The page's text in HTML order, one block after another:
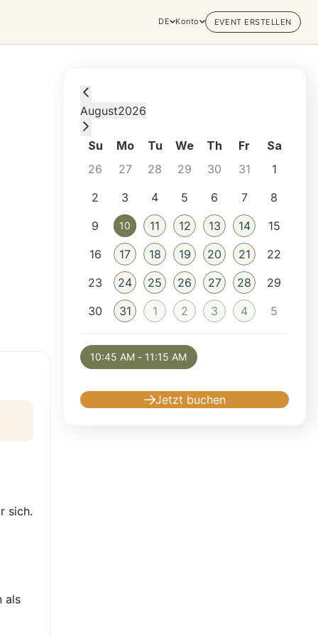
DE Konto EVENT ERSTELLEN
sich.
als
Monday, August 10, 2026 at 10:45 AM
August2026
Su Mo Tu We Th Fr
Sa
26
27 28 29 30 31
1
2
3 4 5 6 7
8
9
10
10
11 12 13 14
15
16
17 18 19 20 21
22
23
24 25 26 27 28
29
30
31 1 2 3 4
5
10:45 AM - 11:15 AM
Jetzt buchen